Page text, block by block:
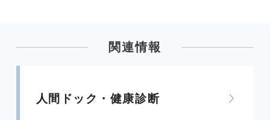
関連情報
人間ドック・健康診断